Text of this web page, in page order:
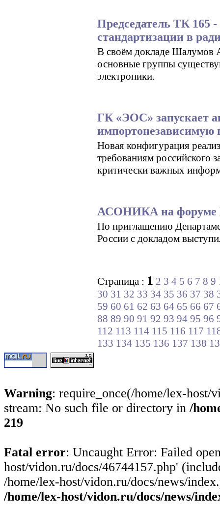
Председатель ТК 165
стандартизации в
В своём докладе Шалумов
основные группы
электроники.
ГК «ЭОС» запускает
Новая конфигурация
требованиям российского
критически важных
АСОНИКА на форуме
По приглашению
России с докладом
Страница : 1 2 3 4 5 6 7 8 9
30 31 32 33 34 35 36 37 38
59 60 61 62 63 64 65 66 67
88 89 90 91 92 93 94 95 96
112 113 114 115 116 117
133 134 135 136 137 138
Warning: require_once(/home/lex-host/
stream: No such file or directory in /
219
Fatal error: Uncaught Error: Failed
host/vidon.ru/docs/46744157.php'
/home/lex-host/vidon.ru/docs/news/
/home/lex-host/vidon.ru/docs/news/